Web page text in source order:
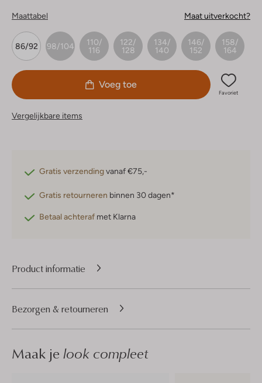
Maattabel Maat uitverkocht?
86/92 98/104
110/
116
122/
128
134/
140
146/
152
158/
164
Voeg toe
Favoriet
Vergelijkbare items
Gratis verzendingvanaf €75,-
Gratis retourneren binnen 30 dagen*
Betaal achteraf met Klarna
Product informatie
Bezorgen & retourneren
Maak je look compleet